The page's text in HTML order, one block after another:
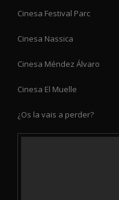
Cinesa Festival Parc
Cinesa Nassica
Cinesa Méndez Álvaro
Cinesa El Muelle
¿Os la vais a perder?